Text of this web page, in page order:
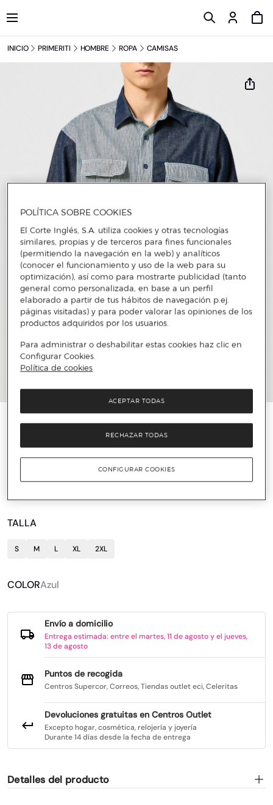
INICIO PRIMERITI HOMBRE ROPA CAMISAS
️⚡ ÚLTIMAS UNIDADES
WRANGLER
Camisa de hombre manga larga
23 €79,95 €71%
TALLA
S M L XL 2XL
COLORAzul
Envío a domicilio
Entrega estimada: entre el martes, 11 de agosto y el jueves,
13 de agosto
Puntos de recogida
Centros Supercor, Correos, Tiendas outlet eci, Celeritas
Devoluciones gratuitas en Centros Outlet
Excepto hogar, cosmética, relojería y joyería
Durante 14 días desde la fecha de entrega
Detalles del producto
POLÍTICA SOBRE COOKIES
El Corte Inglés, S.A. utiliza cookies y otras tecnologías
similares, propias y de terceros para fines funcionales
(permitiendo la navegación en la web) y analíticos
(conocer el funcionamiento y uso de la web para su
optimización), así como para mostrarte publicidad (tanto
general como personalizada, en base a un perfil
elaborado a partir de tus hábitos de navegación p.ej.
páginas visitadas) y para poder valorar las opiniones de los
productos adquiridos por los usuarios.
Para administrar o deshabilitar estas cookies haz clic en
Configurar Cookies.
Política de cookies
RECHAZAR TODAS
ACEPTAR TODAS
CONFIGURAR COOKIES